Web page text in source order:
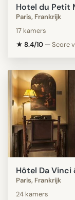
Hotel du Petit
Paris, Frankrijk
17 kamers
★ 8.4/10 —Score
Hôtel Da Vinci
Paris, Frankrijk
24 kamers